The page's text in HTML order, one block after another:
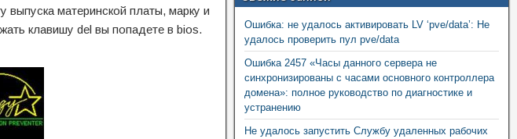
материнской платы, марку и
клавишу del вы попадете в bios.
Ошибка: не удалось активировать LV ‘pve/data’: Не
удалось проверить пул pve/data
Ошибка 2457 «Часы данного сервера не
синхронизированы с часами основного контроллера
домена»: полное руководство по диагностике и
устранению
Не удалось запустить Службу удаленных рабочих